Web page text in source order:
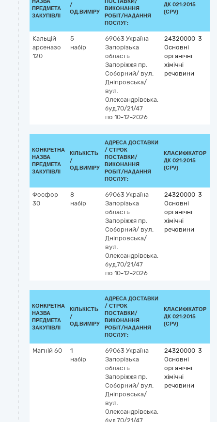
ПРЕДМЕТА
ЗАКУПІВЛІ
/
ОД.ВИМІРУ
ВИКОНАННЯ
РОБІТ/НАДАННЯ
ПОСЛУГ:
ДК 021:2015
(CPV)
Кальцій
арсеназо
120
5
набір
69063 Україна
Запорізька
область
Запоріжжя пр.
Соборний/ вул.
Дніпровська/
вул.
Олександрівська,
буд.70/21/47
по 10-12-2026
24320000-3
Основні
органічні
хімічні
речовини
КОНКРЕТНА
НАЗВА
ПРЕДМЕТА
ЗАКУПІВЛІ
КІЛЬКІСТЬ
/
ОД.ВИМІРУ
АДРЕСА ДОСТАВКИ
/ СТРОК
ПОСТАВКИ/
ВИКОНАННЯ
РОБІТ/НАДАННЯ
ПОСЛУГ:
КЛАСИФІКАТОР
ДК 021:2015
(CPV)
Фосфор
30
8
набір
69063 Україна
Запорізька
область
Запоріжжя пр.
Соборний/ вул.
Дніпровська/
вул.
Олександрівська,
буд.70/21/47
по 10-12-2026
24320000-3
Основні
органічні
хімічні
речовини
КОНКРЕТНА
НАЗВА
ПРЕДМЕТА
ЗАКУПІВЛІ
КІЛЬКІСТЬ
/
ОД.ВИМІРУ
АДРЕСА ДОСТАВКИ
/ СТРОК
ПОСТАВКИ/
ВИКОНАННЯ
РОБІТ/НАДАННЯ
ПОСЛУГ:
КЛАСИФІКАТОР
ДК 021:2015
(CPV)
Магній 60
1
набір
69063 Україна
Запорізька
область
Запоріжжя пр.
Соборний/ вул.
Дніпровська/
вул.
Олександрівська,
буд.70/21/47
24320000-3
Основні
органічні
хімічні
речовини